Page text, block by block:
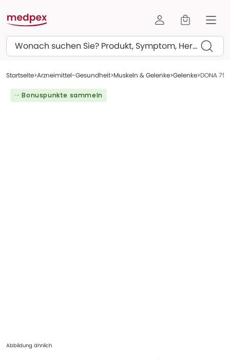
Suchen
Startseite Arzneimittel-Gesundheit Muskeln & Gelenke Gelenke DONA
··· Bonuspunkte sammeln
Abbildung ähnlich